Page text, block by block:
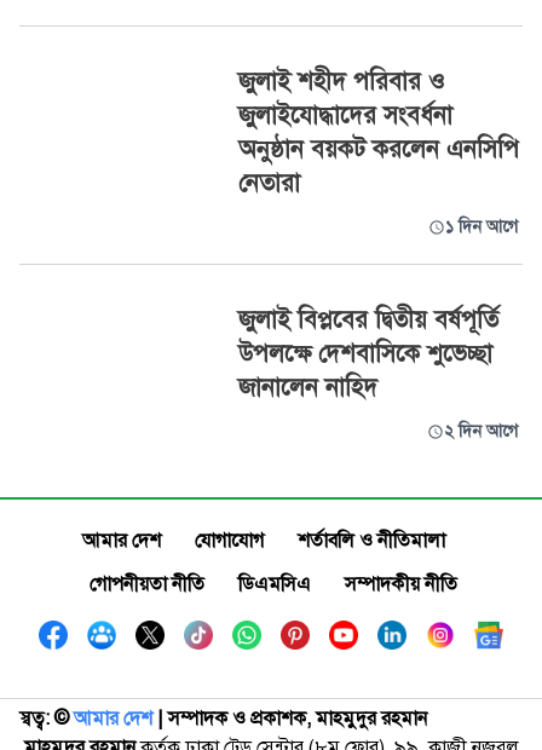
জুলাই শহীদ পরিবার ও
জুলাইযোদ্ধাদের সংবর্ধনা
অনুষ্ঠান বয়কট করলেন এনসিপি
নেতারা
১ দিন আগে
জুলাই বিপ্লবের দ্বিতীয় বর্ষপূর্তি
উপলক্ষে দেশবাসিকে শুভেচ্ছা
জানালেন নাহিদ
২ দিন আগে
আমার দেশ যোগাযোগ
শর্তাবলি ও নীতিমালা
গোপনীয়তা নীতি
ডিএমসিএ সম্পাদকীয় নীতি
স্বত্ব: ©️আমার দেশ| সম্পাদক ও প্রকাশক, মাহমুদুর রহমান